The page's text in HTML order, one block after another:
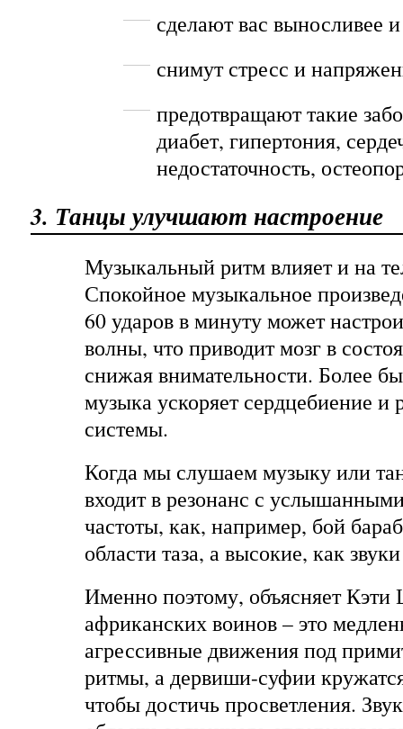
сделают вас выносливее
снимут стресс и
предотвращают такие
диабет, гипертония,
недостаточность,
3. Танцы улучшают настроение
Музыкальный ритм влияет и на
Спокойное музыкальное
60 ударов в минуту может
волны, что приводит мозг в
снижая внимательности. Более
музыка ускоряет сердцебиение и
системы.
Когда мы слушаем музыку или
входит в резонанс с
частоты, как, например, бой
области таза, а высокие, как
Именно поэтому, объясняетКэти
африканских воинов – это
агрессивные движения под
ритмы, а дервиши-суфии
чтобы достичь просветления.